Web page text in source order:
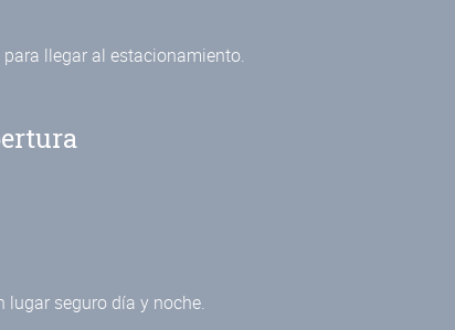
llegar al estacionamiento.
lugar seguro día y noche.